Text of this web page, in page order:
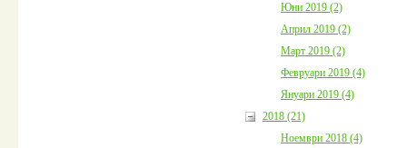
Юни 2019 (2)
Април 2019 (2)
Март 2019 (2)
Февруари 2019 (4)
Януари 2019 (4)
2018 (21)
Ноември 2018 (4)